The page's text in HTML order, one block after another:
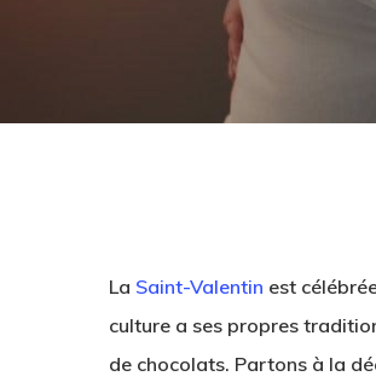
La Saint-Valentin est
culture a ses propres
de chocolats. Partons à la